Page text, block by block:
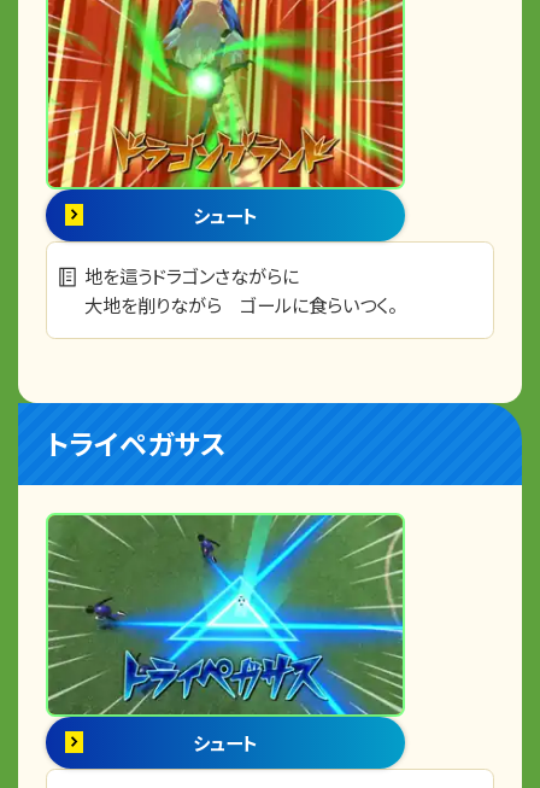
シュート
地を這うドラゴンさながらに
大地を削りながら ゴールに食らいつく。
トライペガサス
シュート